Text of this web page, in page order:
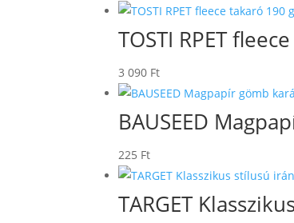
TOSTI RPET
3 090 Ft
BAUSEED
225 Ft
TARGET